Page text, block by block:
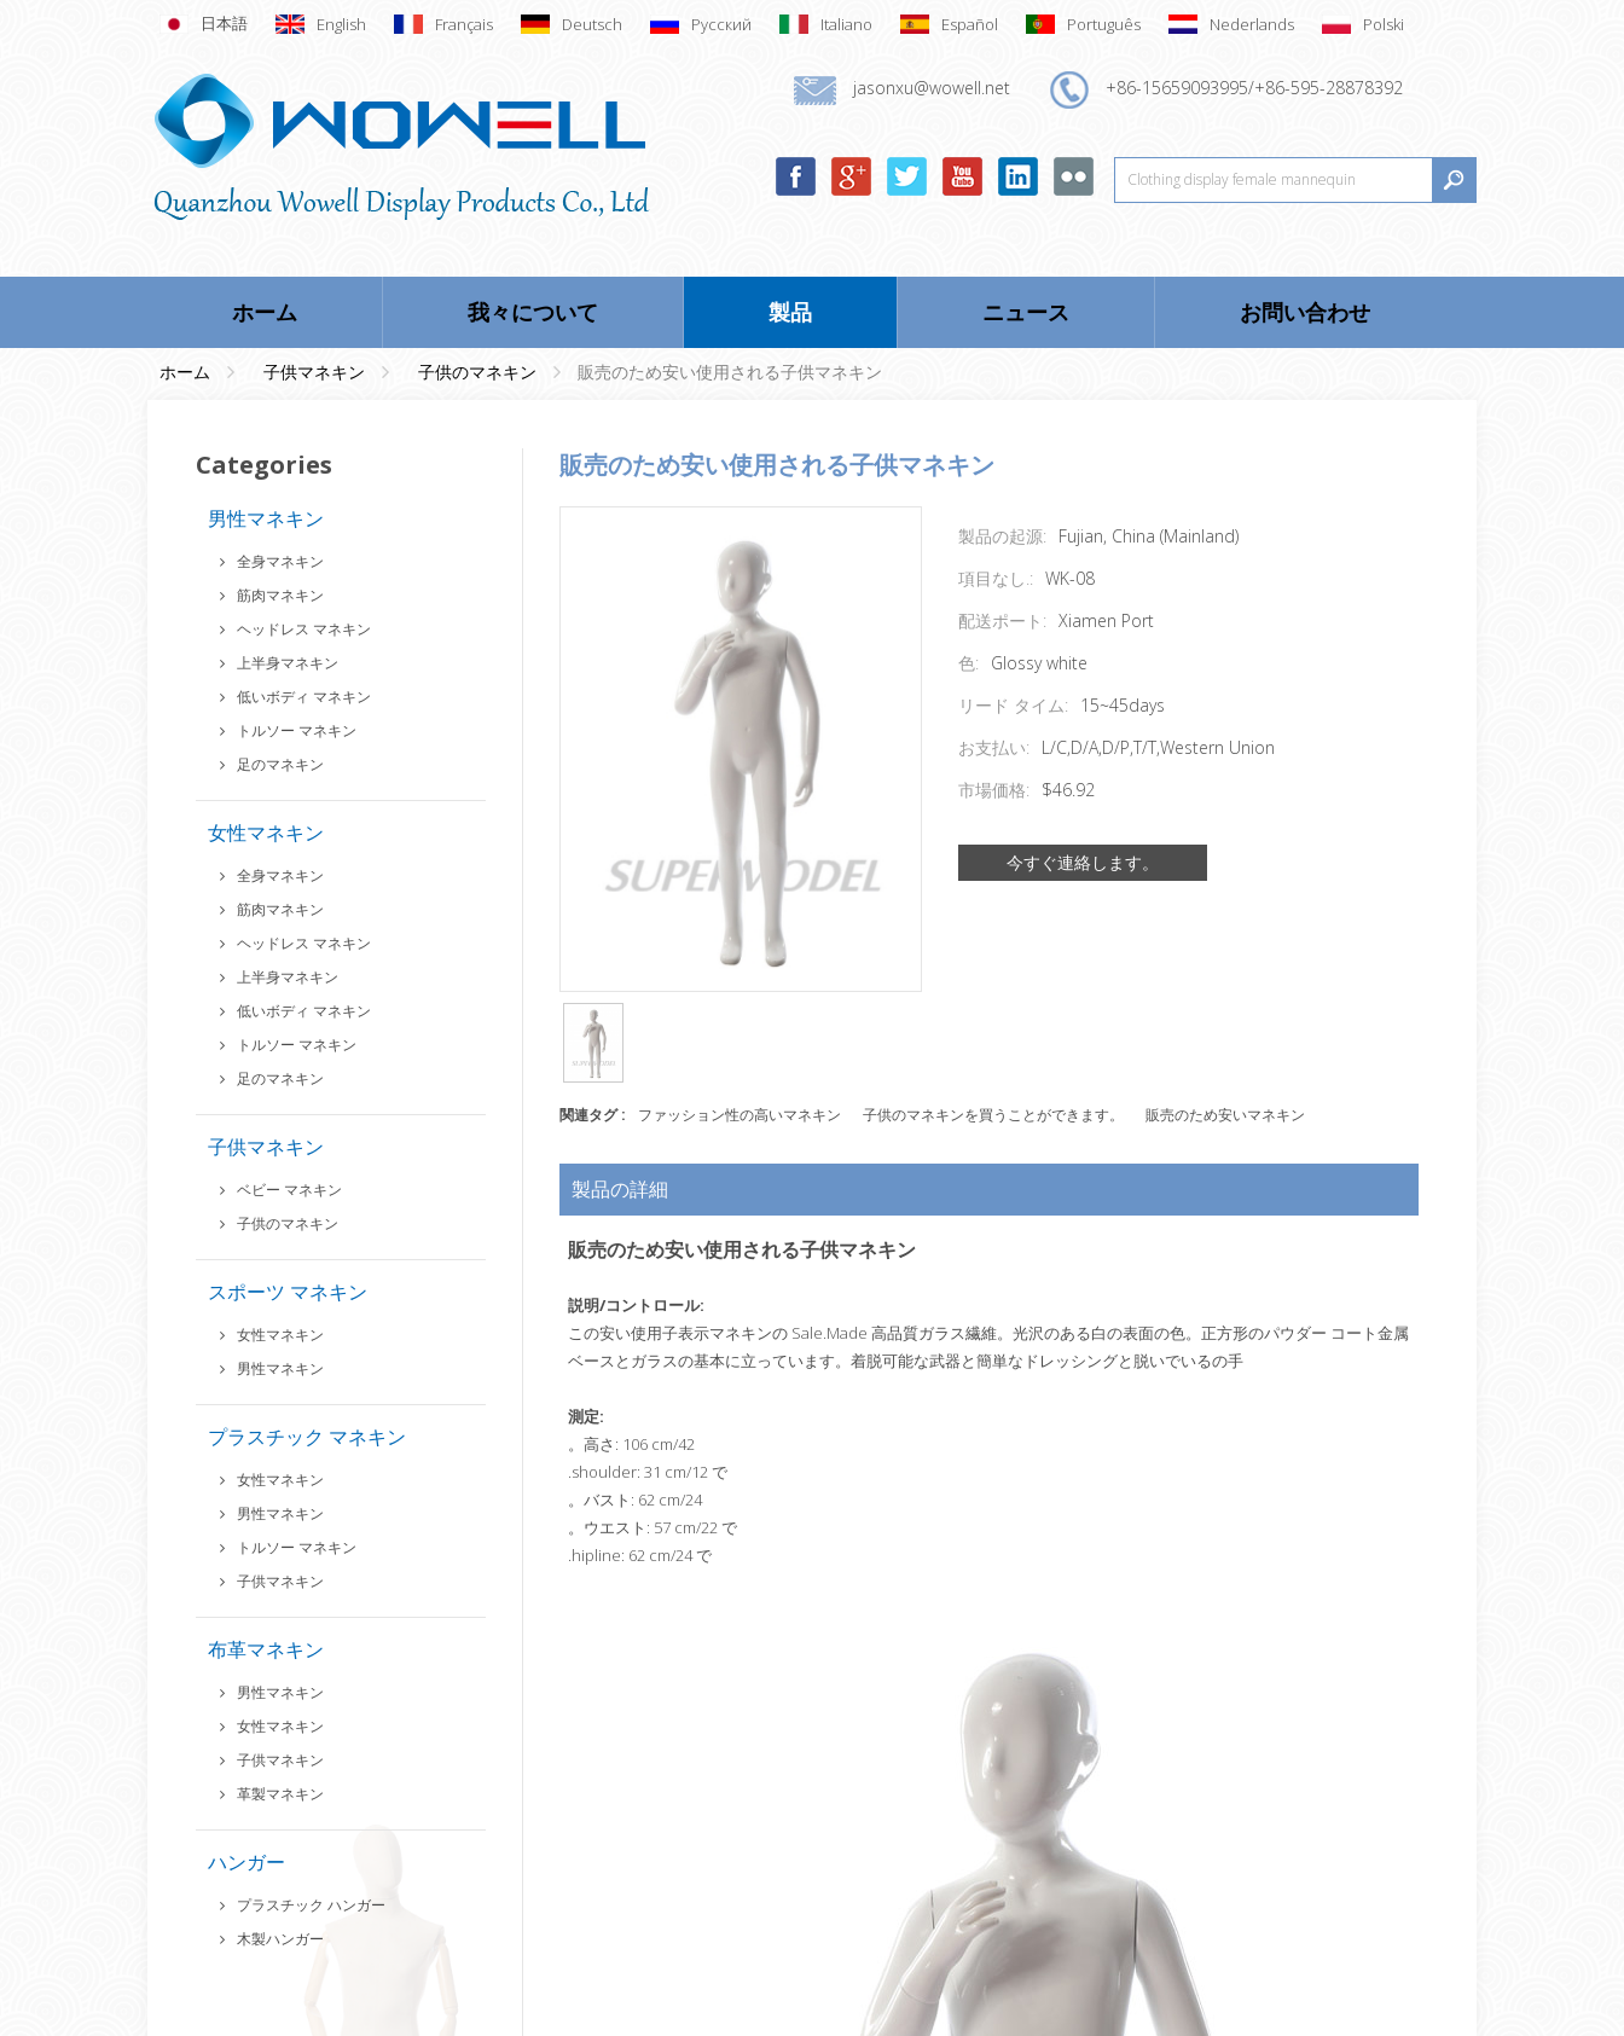
日本語 English Français Deutsch Русский Italiano Español Português Nederlands Polski
jasonxu@wowell.net +86-15659093995/+86-595-28878392
ホーム 我々について 製品 ニュース お問い合わせ
ホーム 子供マネキン 子供のマネキン 販売のため安い使用される子供マネキン
Categories
男性マネキン
全身マネキン
筋肉マネキン
ヘッドレス マネキン
上半身マネキン
低いボディ マネキン
トルソー マネキン
足のマネキン
女性マネキン
全身マネキン
筋肉マネキン
ヘッドレス マネキン
上半身マネキン
低いボディ マネキン
トルソー マネキン
足のマネキン
子供マネキン
ベビー マネキン
子供のマネキン
スポーツ マネキン
女性マネキン
男性マネキン
プラスチック マネキン
女性マネキン
男性マネキン
トルソー マネキン
子供マネキン
布革マネキン
男性マネキン
女性マネキン
子供マネキン
革製マネキン
ハンガー
プラスチック ハンガー
木製ハンガー
販売のため安い使用される子供マネキン
製品の起源:
Fujian, China (Mainland)
項目なし.: WK-08
配送ポート: Xiamen Port
色:
Glossy white
リード タイム:
15~45days
お支払い:
L/C,D/A,D/P,T/T,Western Union
市場価格:
$46.92
今すぐ連絡します。
関連タグ : ファッション性の高いマネキン 子供のマネキンを買うことができます。 販売のため安いマネキン
製品の詳細
販売のため安い使用される子供マネキン
説明/コントロール:
この安い使用子表示マネキンの Sale.Made 高品質ガラス繊維。光沢のある白の表面の色。正方形のパウダー コート金属
ベースとガラスの基本に立っています。着脱可能な武器と簡単なドレッシングと脱いでいるの手
測定:
。高さ: 106 cm/42
.shoulder: 31 cm/12 で
。バスト: 62 cm/24
。ウエスト: 57 cm/22 で
.hipline: 62 cm/24 で